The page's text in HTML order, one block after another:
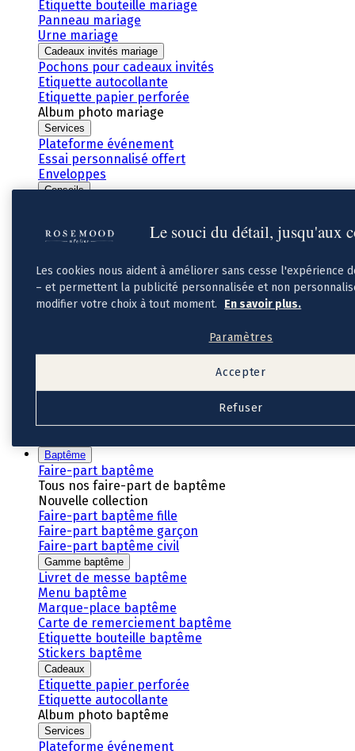
Etiquette bouteille mariage
Panneau mariage
Urne mariage
Cadeaux invités mariage
Pochons pour cadeaux invités
Etiquette autocollante
Etiquette papier perforée
Album photo mariage
Services
Plateforme événement
Essai personnalisé offert
Enveloppes
Conseils
Quand envoyer un faire-part de mariage ?
Baptême
Faire-part baptême
Tous nos faire-part de baptême
Nouvelle collection
Faire-part baptême fille
Faire-part baptême garçon
Faire-part baptême civil
Gamme baptême
Livret de messe baptême
Menu baptême
Marque-place baptême
Carte de remerciement baptême
Etiquette bouteille baptême
Stickers baptême
Cadeaux
Etiquette papier perforée
Etiquette autocollante
Album photo baptême
Services
Plateforme événement
Le souci du détail, jusqu'aux
Les cookies nous aident à améliorer sans cesse l'expérience
– et permettent la publicité personnalisée et non
modifier votre choix à tout moment.
En savoir plus.
Paramètres
Refuser
Accepter